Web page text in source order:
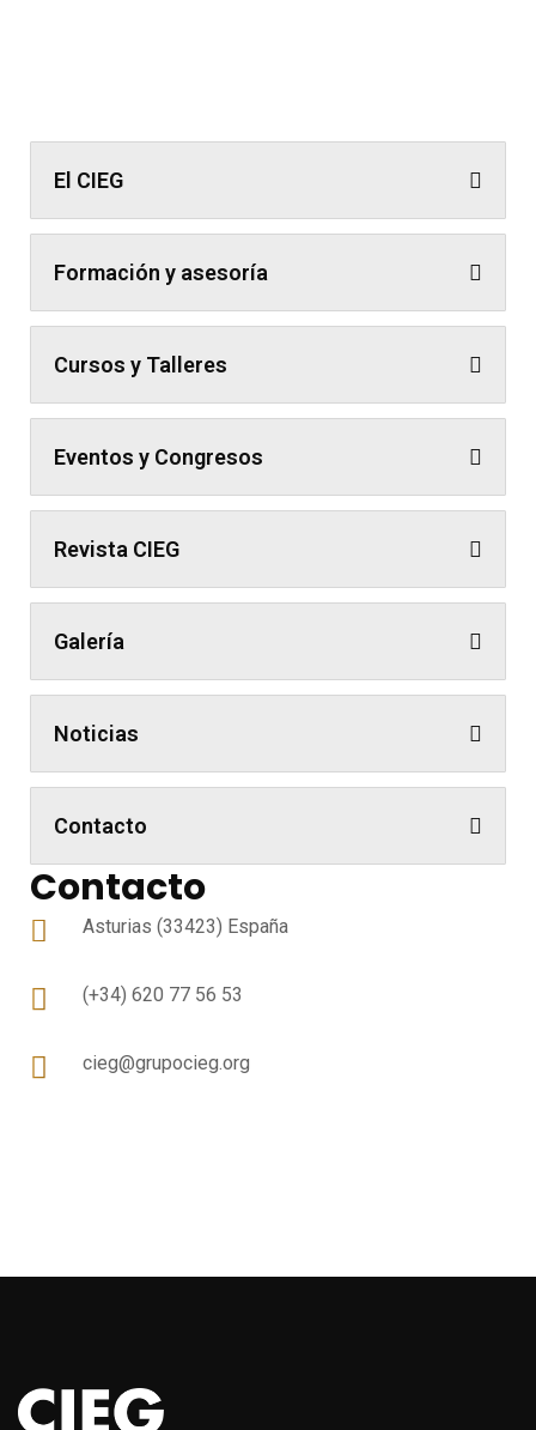
El CIEG
Formación y asesoría
Cursos y Talleres
Eventos y Congresos
Revista CIEG
Galería
Noticias
Contacto
Contacto
Asturias (33423) España
(+34) 620 77 56 53
cieg@grupocieg.org